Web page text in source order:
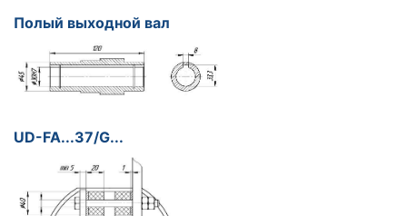
Полый выходной вал
UD-FA...37/G...